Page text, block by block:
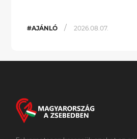
#AJÁNLÓ / 2026.08.07.